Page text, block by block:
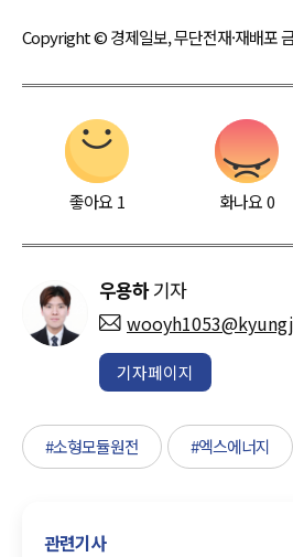
Copyright © 경제일보, 무단전재·재배포
좋아요 1 화나요0
우용하기자
기자페이지
#소형모듈원전 #엑스에너지
관련기사